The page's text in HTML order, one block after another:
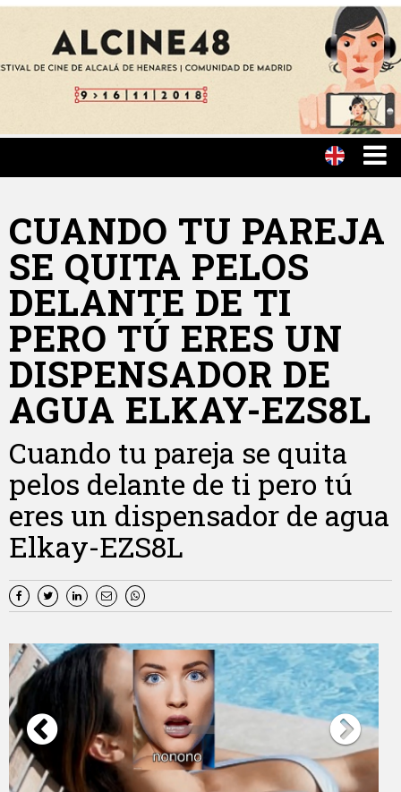
CUANDO TU PAREJA
SE QUITA PELOS
DELANTE DE TI
PERO TÚ ERES UN
DISPENSADOR DE
AGUA ELKAY-EZS8L
Cuando tu pareja se quita
pelos delante de ti pero tú
eres un dispensador de agua
Elkay-EZS8L